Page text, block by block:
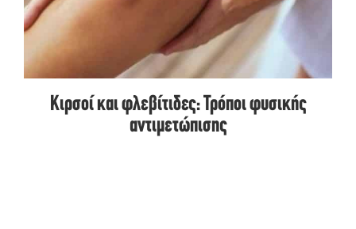
Κιρσοί και φλεβίτιδες: Τρόποι φυσικής
αντιμετώπισης